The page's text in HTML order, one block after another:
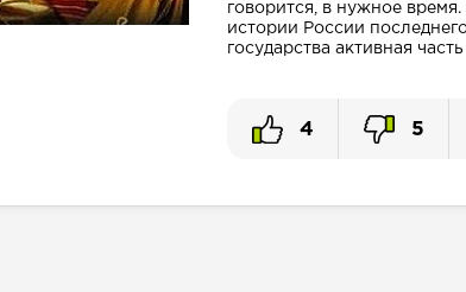
говорится, в нужное
истории России
государства активная
4 5